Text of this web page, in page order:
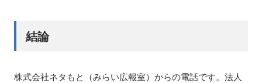
結論
株式会社ネタもと（みらい広報室）からの電話です。法人